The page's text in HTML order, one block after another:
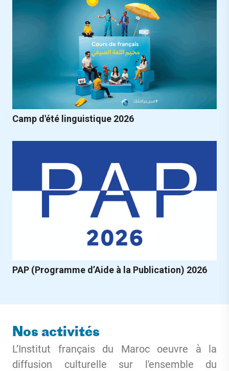
Camp d'été linguistique 2026
PAP (Programme d’Aide à la Publication) 2026
Nos activités
L’Institut français du Maroc oeuvre à la
diffusion culturelle sur l'ensemble du